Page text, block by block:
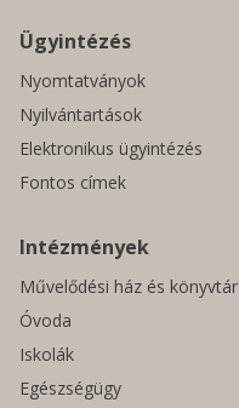
Ügyintézés
Nyomtatványok
Nyilvántartások
Elektronikus ügyintézés
Fontos címek
Intézmények
Művelődési ház és könyvtár
Óvoda
Iskolák
Egészségügy